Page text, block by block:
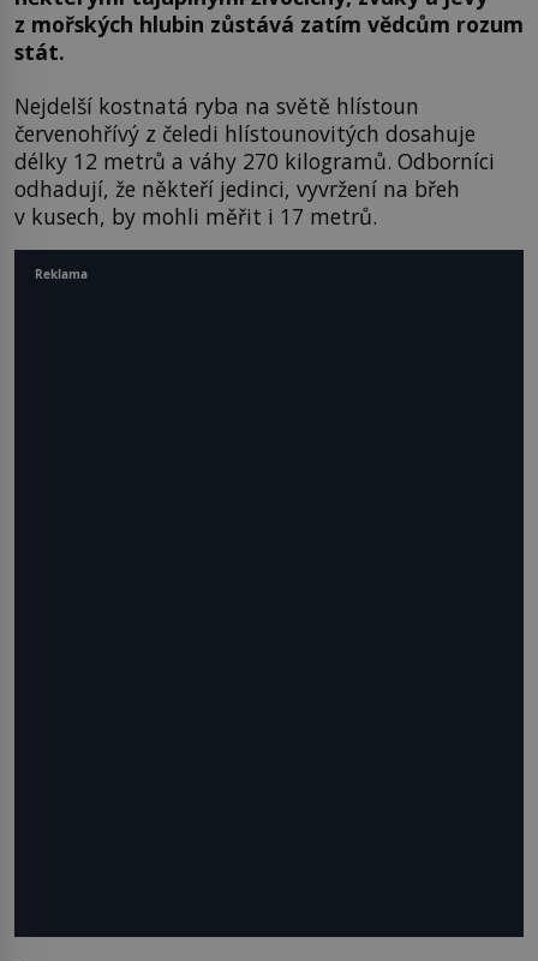
z mořských hlubin zůstává zatím vědcům rozum
stát.
Nejdelší kostnatá ryba na světě hlístoun
červenohřívý z čeledi hlístounovitých dosahuje
délky 12 metrů a váhy 270 kilogramů. Odborníci
odhadují, že někteří jedinci, vyvržení na břeh
v kusech, by mohli měřit i 17 metrů.
Reklama